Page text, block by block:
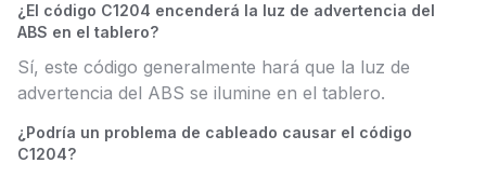
¿El código C1204 encenderá la luz de advertencia del
ABS en el tablero?
Sí, este código generalmente hará que la luz de
advertencia del ABS se ilumine en el tablero.
¿Podría un problema de cableado causar el código
C1204?